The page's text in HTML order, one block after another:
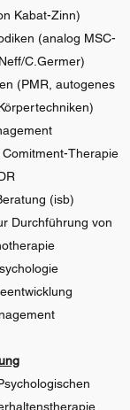
Kabat-Zinn)
(analog MSC-
C.Germer)
(PMR, autogenes
Therapie
(isb)
Durchführung von